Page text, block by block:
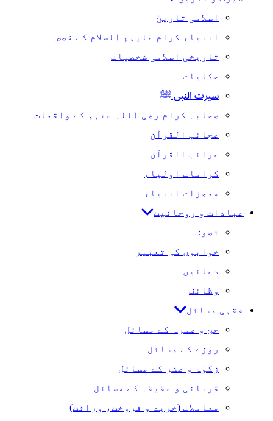
اسلامی تاریخ
انبیاء کرام علیہم السلام کے قصص
تاریخی اسلامی شخصیات
حکایات
سیرت النبی ﷺ
صحابہ کرام رضی اللہ عنہم کے واقعات
عجائب القرآن
غرائب القرآن
کرامات اولیاء
معجزات انبیاء
عبادات و روحانیت
تصوف
خوابوں کی تعبیر
دعائیں
وظائف
فقہی مسائل
حج و عمرہ کے مسائل
روزے کے مسائل
زکوٰۃ و عشر کے مسائل
قربانی و عقیقہ کے مسائل
معاملات (خرید و فروخت، وراثت)